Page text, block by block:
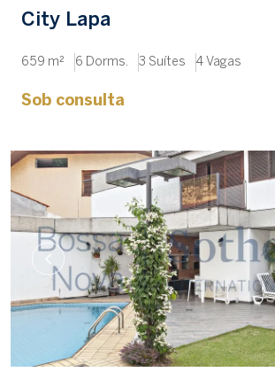
City Lapa
659 m² 6 Dorms. 3 Suítes 4 Vagas
Sob consulta